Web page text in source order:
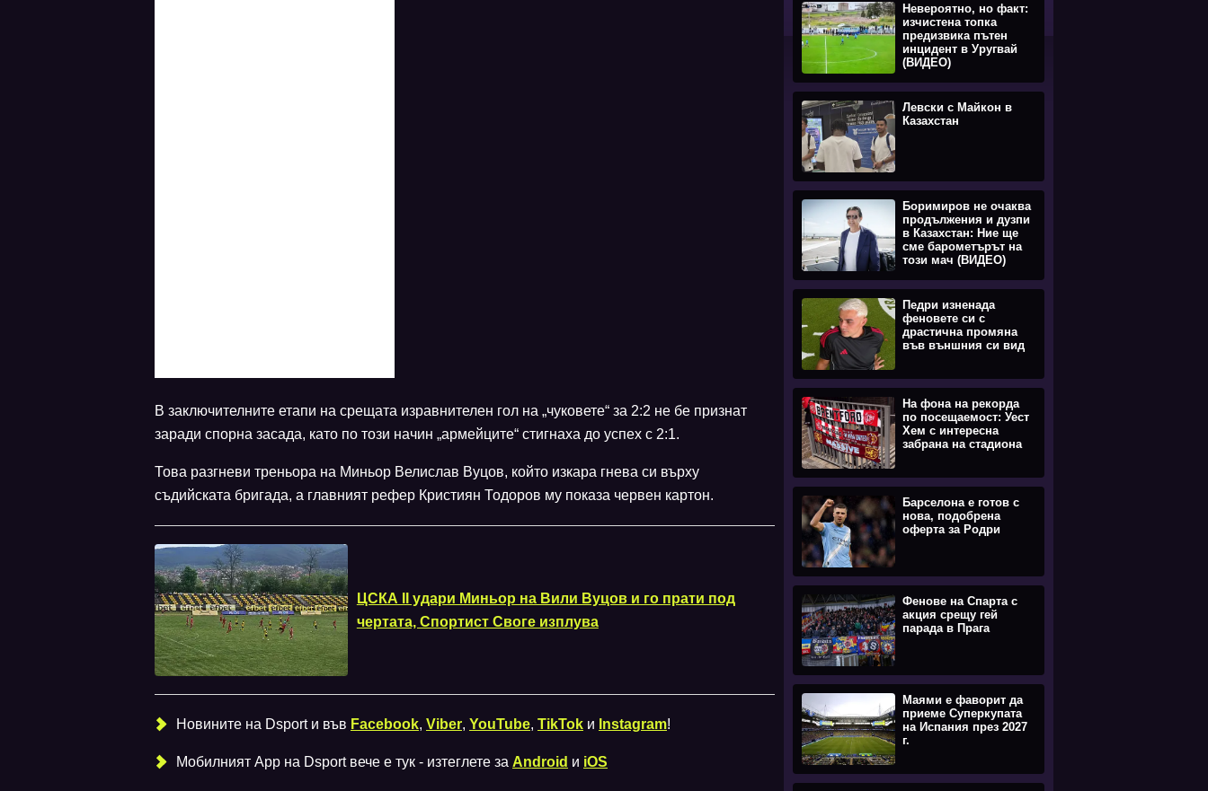
В заключителните етапи на срещата изравнителен гол на „чуковете“ за 2:2 не бе признат
заради спорна засада, като по този начин „армейците“ стигнаха до успех с 2:1.
Това разгневи треньора на Миньор Велислав Вуцов, който изкара гнева си върху
съдийската бригада, а главният рефер Кристиян Тодоров му показа червен картон.
ЦСКА II удари Миньор на Вили Вуцов и го прати под
чертата, Спортист Своге изплува
Новините на Dsport и във Facebook, Viber, YouTube, TikTok и Instagram!
Мобилният Аpp на Dsport вече е тук - изтеглете за Android и iOS
Невероятно, но факт:
изчистена топка
предизвика пътен
инцидент в Уругвай
(ВИДЕО)
Левски с Майкон в
Казахстан
Боримиров не очаква
продължения и дузпи
в Казахстан: Ние ще
сме барометърът на
този мач (ВИДЕО)
Педри изненада
феновете си с
драстична промяна
във външния си вид
На фона на рекорда
по посещаемост: Уест
Хем с интересна
забрана на стадиона
Барселона е готов с
нова, подобрена
оферта за Родри
Фенове на Спарта с
акция срещу гей
парада в Прага
Маями е фаворит да
приеме Суперкупата
на Испания през 2027
г.